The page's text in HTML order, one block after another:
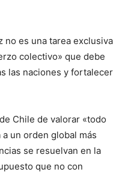
no es una tarea exclusiva
colectivo» que debe
las naciones y fortalecer
Chile de valorar «todo
un orden global más
se resuelvan en la
que no con